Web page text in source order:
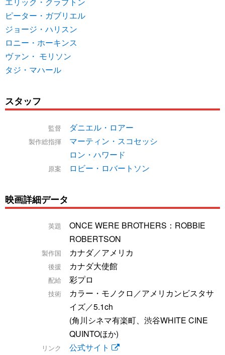
ピーター・ガブリエル
ジョージ・ハリスン
ロニー・ホーキンス
ヴァン・ モリソン
タジ・マハール
スタッフ
監督 ダニエル・ロアー
製作総指揮
マーティン・スコセッシ
ロン・ハワード
原案 ロビー・ロバートソン
映画詳細データ
英題
ONCE WERE BROTHERS：ROBBIE
ROBERTSON
製作国 カナダ／アメリカ
後援 カナダ大使館
配給 彩プロ
技術
カラー・モノクロ／アメリカンビスタサ
イズ／5.1ch
(角川シネマ有楽町、渋谷WHITE CINE
QUINTOほか)
リンク 公式サイト